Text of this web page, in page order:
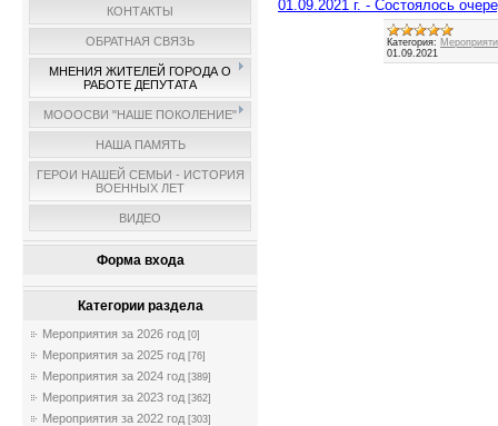
КОНТАКТЫ
ОБРАТНАЯ СВЯЗЬ
МНЕНИЯ ЖИТЕЛЕЙ ГОРОДА О
РАБОТЕ ДЕПУТАТА
МОООСВИ "НАШЕ ПОКОЛЕНИЕ"
НАША ПАМЯТЬ
ГЕРОИ НАШЕЙ СЕМЬИ - ИСТОРИЯ
ВОЕННЫХ ЛЕТ
ВИДЕО
Форма входа
Категории раздела
Мероприятия за 2026 год [0]
Мероприятия за 2025 год [76]
Мероприятия за 2024 год [389]
Мероприятия за 2023 год [362]
Мероприятия за 2022 год [303]
01.09.2021 г. - Состоялось
Категория:
01.09.2021